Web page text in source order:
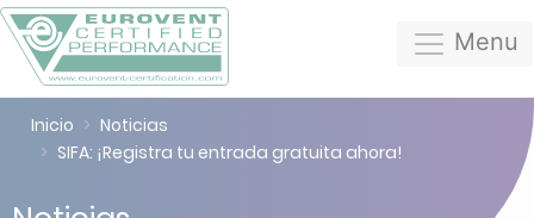
Menu
Inicio
Noticias
SIFA: ¡Registra tu entrada gratuita ahora!